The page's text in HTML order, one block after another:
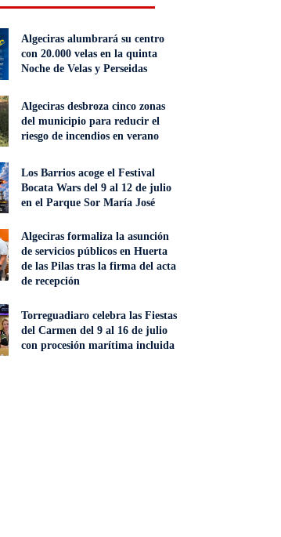
Algeciras alumbrará su centro
con 20.000 velas en la quinta
Noche de Velas y Perseidas
Algeciras desbroza cinco zonas
del municipio para reducir el
riesgo de incendios en verano
Los Barrios acoge el Festival
Bocata Wars del 9 al 12 de julio
en el Parque Sor María José
Algeciras formaliza la asunción
de servicios públicos en Huerta
de las Pilas tras la firma del acta
de recepción
Torreguadiaro celebra las Fiestas
del Carmen del 9 al 16 de julio
con procesión marítima incluida